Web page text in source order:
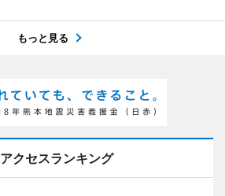
もっと見る
アクセスランキング